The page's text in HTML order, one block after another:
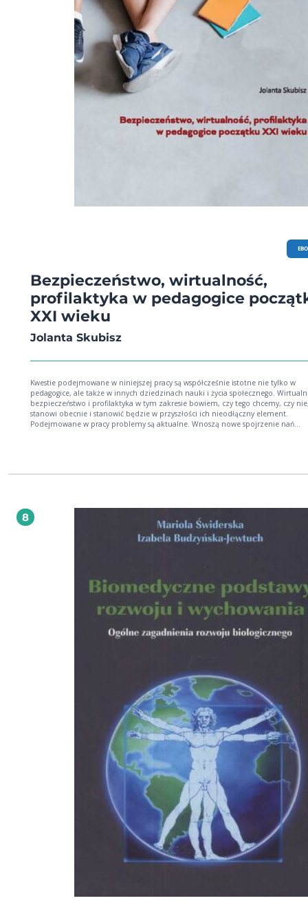
Bezpieczeństwo, wirtualność,
profilaktyka w pedagogice
XXI wieku
Jolanta Skubisz
Kwestie podejmowane w niniejszej pracy są współcześnie istotne nie tylko w
pedagogice, ale także w innych dziedzinach nauki i życia społecznego.
bezpieczeństwo i profilaktyka w tym zakresie bowiem, czy tego chcemy, czy
stanowi obecnie i stanowić będzie w przyszłości ich nieodłączny element.
Podejmowane w pracy problemy są aktualne. Wnoszą nowe spojrzenie nań
8